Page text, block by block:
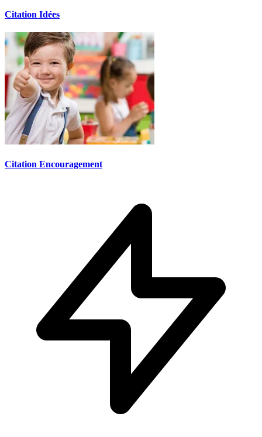
Citation Idées
Citation Encouragement